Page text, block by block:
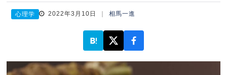
心理学 2022年3月10日 相馬一進